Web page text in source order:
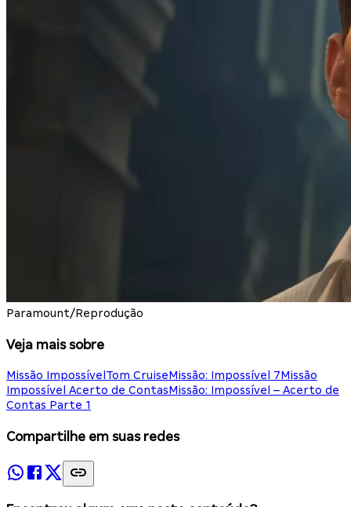
Paramount/Reprodução
Veja mais sobre
Missão Impossível Tom CruiseMissão: Impossível 7Missão
Impossível Acerto de ContasMissão: Impossível – Acerto de
Contas Parte 1
Compartilhe em suas redes